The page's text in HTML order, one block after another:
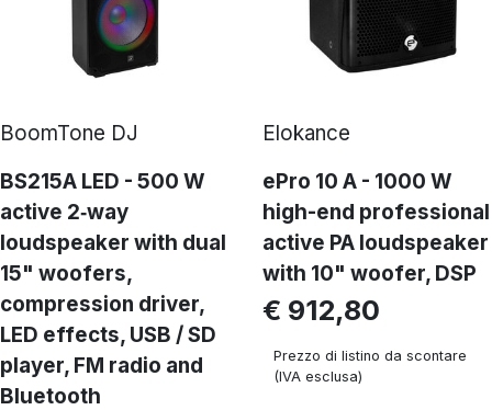
BoomTone DJ
BS215A LED - 500 W
active 2‑way
loudspeaker with dual
15" woofers,
compression driver,
LED effects, USB / SD
player, FM radio and
Bluetooth
Elokance
ePro 10 A - 1000 W
high-end professional
active PA loudspeaker
with 10" woofer, DSP
€ 912,80
Prezzo di listino da scontare
(IVA esclusa)